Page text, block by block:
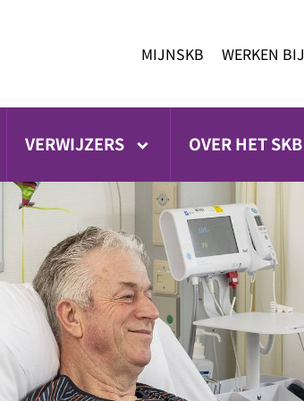
MIJNSKB WERKEN BIJ
VERWIJZERS OVER HET SKB